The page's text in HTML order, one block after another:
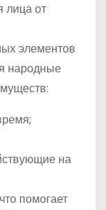
лица от
элементов
народные
на
помогает